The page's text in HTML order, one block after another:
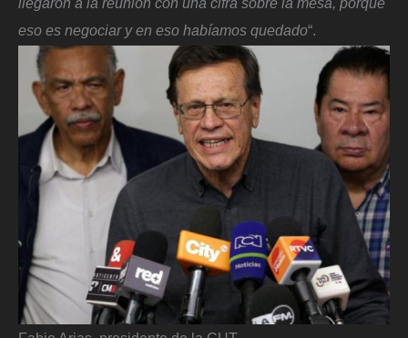
eso es negociar y en eso habíamos quedado“.